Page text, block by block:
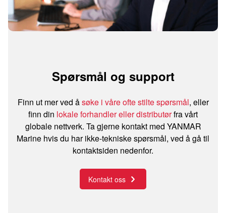
Spørsmål og support
Finn ut mer ved åsøke i våre ofte stilte spørsmål, eller
finn din lokale forhandler eller distributørfra vårt
globale nettverk. Ta gjerne kontakt med YANMAR
Marine hvis du har ikke-tekniske spørsmål, ved å gå til
kontaktsiden nedenfor.
Kontakt oss